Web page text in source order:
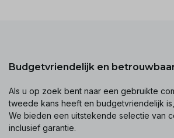
Budgetvriendelijk en
Als u op zoek bent naar een gebruikte
tweede kans heeft en budgetvriendelijk
We bieden een uitstekende selectie van
inclusief garantie.